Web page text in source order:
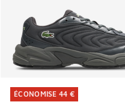
ÉCONOMISE 44 €
ÉCONOMISE 44 €